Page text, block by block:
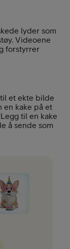
lyder som
Videoene
forstyrrer
et ekte bilde
en kake på et
til en kake
å sende som